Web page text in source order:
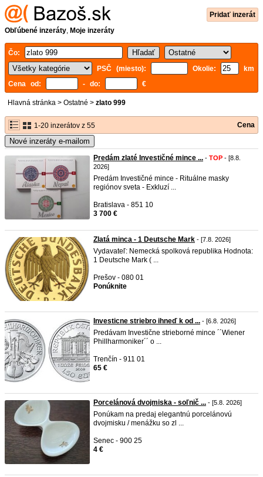
Pridať inzerát
Obľúbené inzeráty, Moje inzeráty
Čo:
PSČ (miesto):
Okolie:
km
Cena od:
- do: €
Hlavná stránka > Ostatné > zlato 999
1-20 inzerátov z 55 Cena
Nové inzeráty e-mailom
Predám zlaté Investičné mince ... - TOP - [8.8.
2026]
Predám Investičné mince - Rituálne masky
regiónov sveta - Exkluzí ...
Bratislava - 851 10
3 700 €
Zlatá minca - 1 Deutsche Mark - [7.8. 2026]
Vydavateľ: Nemecká spolková republika Hodnota:
1 Deutsche Mark ( ...
Prešov - 080 01
Ponúknite
Investicne striebro ihneď k od ... - [6.8. 2026]
Predávam Investične strieborné mince ´´Wiener
Phillharmoniker´´ o ...
Trenčín - 911 01
65 €
Porcelánová dvojmiska - soľnič ... - [5.8. 2026]
Ponúkam na predaj elegantnú porcelánovú
dvojmisku / menážku so zl ...
Senec - 900 25
4 €